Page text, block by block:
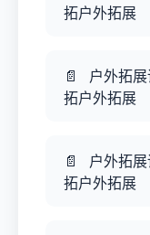
拓户外拓展
户外拓
拓户外拓展
户外拓
拓户外拓展